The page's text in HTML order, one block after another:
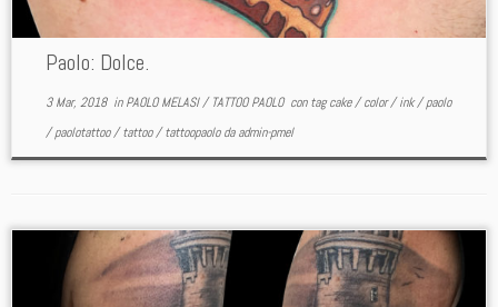
Paolo: Dolce.
3 Mar, 2018inPAOLO MELASI/TATTOO PAOLO con tagcake/color/ink/paolo
/paolotattoo/tattoo/tattoopaolodaadmin-pmel